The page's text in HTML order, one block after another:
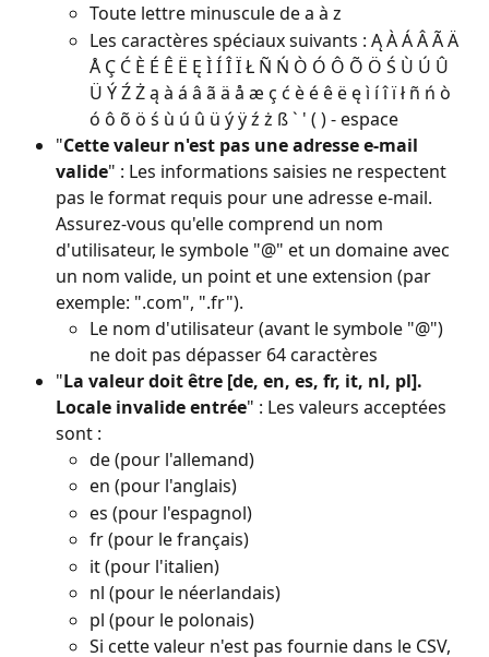
Toute lettre minuscule de a à z
Les caractères spéciaux suivants : Ą À Á Â Ã Ä
Å Ç Ć È É Ê Ë Ę Ì Í Î Ï Ł Ñ Ń Ò Ó Ô Õ Ö Ś Ù Ú Û
Ü Ý Ź Ż ą à á â ã ä å æ ç ć è é ê ë ę ì í î ï ł ñ ń ò
ó ô õ ö ś ù ú û ü ý ÿ ź ż ß ` ' ( ) - espace
"Cette valeur n'est pas une adresse e-mail
valide" : Les informations saisies ne respectent
pas le format requis pour une adresse e-mail.
Assurez-vous qu'elle comprend un nom
d'utilisateur, le symbole "@" et un domaine avec
un nom valide, un point et une extension (par
exemple: ".com", ".fr").
Le nom d'utilisateur (avant le symbole "@")
ne doit pas dépasser 64 caractères
"La valeur doit être [de, en, es, fr, it, nl, pl].
Locale invalide entrée" : Les valeurs acceptées
sont :
de (pour l'allemand)
en (pour l'anglais)
es (pour l'espagnol)
fr (pour le français)
it (pour l'italien)
nl (pour le néerlandais)
pl (pour le polonais)
Si cette valeur n'est pas fournie dans le CSV,